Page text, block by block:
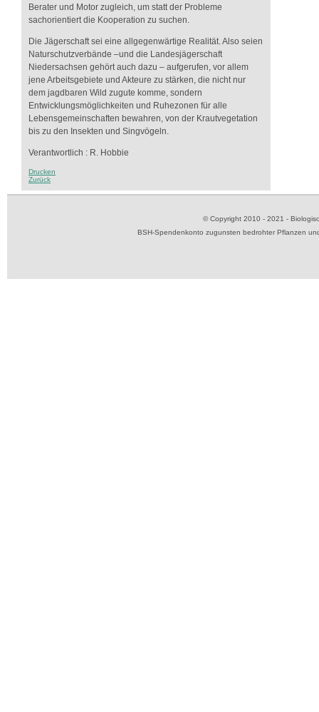
Berater und Motor zugleich, um statt der Probleme
sachorientiert die Kooperation zu suchen.
Die Jägerschaft sei eine allgegenwärtige Realität. Also seien
Naturschutzverbände –und die Landesjägerschaft
Niedersachsen gehört auch dazu – aufgerufen, vor allem
jene Arbeitsgebiete und Akteure zu stärken, die nicht nur
dem jagdbaren Wild zugute komme, sondern
Entwicklungsmöglichkeiten und Ruhezonen für alle
Lebensgemeinschaften bewahren, von der Krautvegetation
bis zu den Insekten und Singvögeln.
Verantwortlich : R. Hobbie
Drucken
Zurück
© Copyright 2010 - 2021 -
BSH-Spendenkonto zugunsten bedrohter Pflanzen